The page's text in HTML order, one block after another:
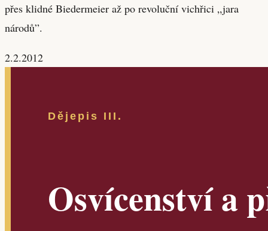
přes klidné Biedermeier až po revoluční vichřici „jara
národů”.
2.2.2012